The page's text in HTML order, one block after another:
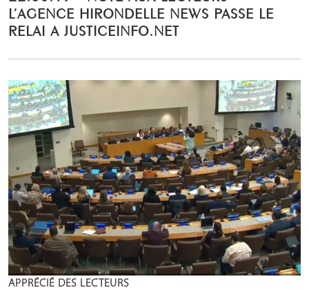
L’AGENCE HIRONDELLE NEWS PASSE LE
RELAI A JUSTICEINFO.NET
APPRÉCIÉ DES LECTEURS